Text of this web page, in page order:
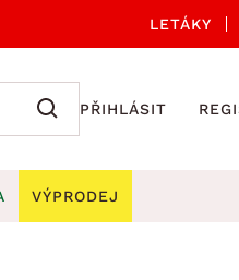
LETÁKY
PŘIHLÁSIT
VÝPRODEJ